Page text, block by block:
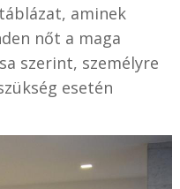
aminek
nőt a maga
szerint, személyre
esetén